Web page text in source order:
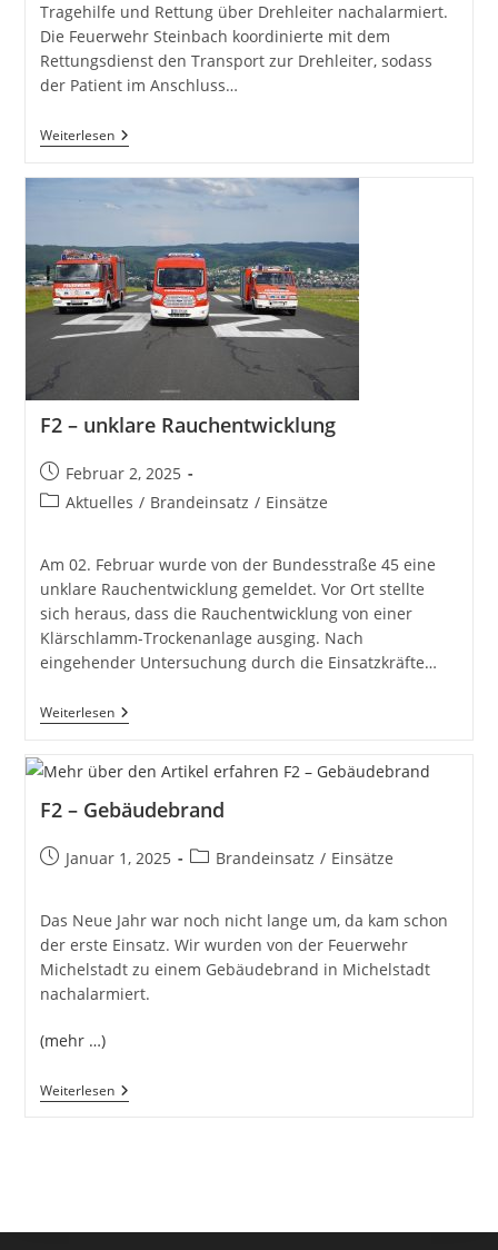
Tragehilfe und Rettung über Drehleiter nachalarmiert.
Die Feuerwehr Steinbach koordinierte mit dem
Rettungsdienst den Transport zur Drehleiter, sodass
der Patient im Anschluss…
WeiterlesenH1-
Y
Drehleiter
F2 – unklare Rauchentwicklung
Beitrag
veröffentlicht:
Februar 2, 2025
Beitrags-
Aktuelles / Brandeinsatz / Einsätze
Am 02. Februar wurde von der Bundesstraße 45 eine
unklare Rauchentwicklung gemeldet. Vor Ort stellte
sich heraus, dass die Rauchentwicklung von einer
Klärschlamm-Trockenanlage ausging. Nach
eingehender Untersuchung durch die Einsatzkräfte…
WeiterlesenF2
–
Rauchentwicklung
F2 – Gebäudebrand
BeitragJanuar 1, 2025
Beitrags-
Brandeinsatz / Einsätze
Das Neue Jahr war noch nicht lange um, da kam schon
der erste Einsatz. Wir wurden von der Feuerwehr
Michelstadt zu einem Gebäudebrand in Michelstadt
nachalarmiert.
(mehr …)
WeiterlesenF2
–